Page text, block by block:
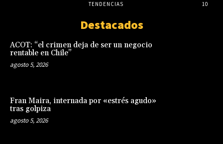
TENDENCIAS
10
Destacados
ACOT: “el crimen deja de ser un negocio
rentable en Chile”
agosto 5, 2026
Fran Maira, internada por «estrés agudo»
tras golpiza
agosto 5, 2026